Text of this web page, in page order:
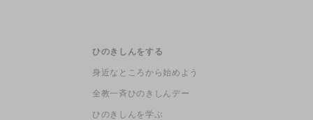
ひのきしんをする
身近なところから始めよう
全教一斉ひのきしんデー
ひのきしんを学ぶ